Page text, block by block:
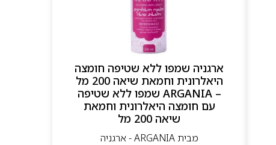
ארגניה שמפו ללא שטיפה חומצה
היאלרונית וחמאת שיאה 200 מל
– ARGANIA שמפו ללא שטיפה
עם חומצה היאלרונית וחמאת
שיאה 200 מל
מבית ARGANIA - ארגניה